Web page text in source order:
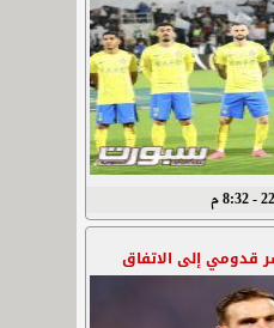
م
قدومي إلى الاتفاق